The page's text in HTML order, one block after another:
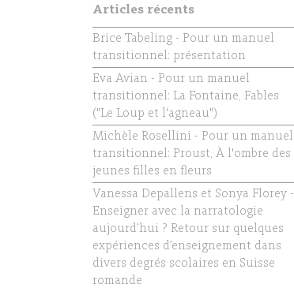
Articles récents
Brice Tabeling - Pour un manuel
transitionnel: présentation
Eva Avian - Pour un manuel
transitionnel: La Fontaine, Fables
("Le Loup et l'agneau")
Michèle Rosellini - Pour un manuel
transitionnel: Proust, À l'ombre des
jeunes filles en fleurs
Vanessa Depallens et Sonya Florey -
Enseigner avec la narratologie
aujourd’hui ? Retour sur quelques
expériences d’enseignement dans
divers degrés scolaires en Suisse
romande